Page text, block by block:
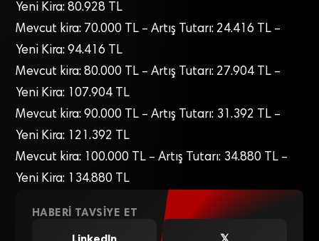
Yeni Kira: 80.928 TL
Mevcut kira: 70.000 TL – Artış Tutarı: 24.416 TL –
Yeni Kira: 94.416 TL
Mevcut kira: 80.000 TL – Artış Tutarı: 27.904 TL –
Yeni Kira: 107.904 TL
Mevcut kira: 90.000 TL – Artış Tutarı: 31.392 TL –
Yeni Kira: 121.392 TL
Mevcut kira: 100.000 TL – Artış Tutarı: 34.880 TL –
Yeni Kira: 134.880 TL
HABERI TAVSIYE ET